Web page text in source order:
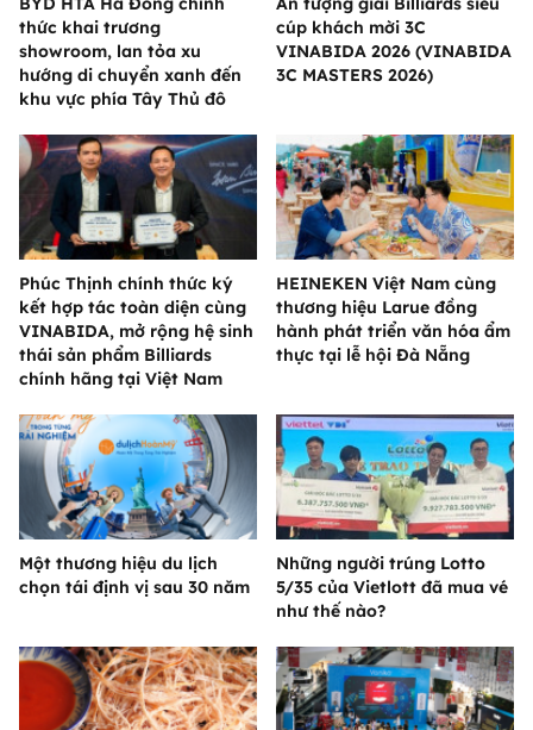
thức khai trương
showroom, lan tỏa xu
hướng di chuyển xanh đến
khu vực phía Tây Thủ đô
cúp khách mời 3C
VINABIDA 2026 (VINABIDA
3C MASTERS 2026)
Phúc Thịnh chính thức ký
kết hợp tác toàn diện cùng
VINABIDA, mở rộng hệ sinh
thái sản phẩm Billiards
chính hãng tại Việt Nam
HEINEKEN Việt Nam cùng
thương hiệu Larue đồng
hành phát triển văn hóa ẩm
thực tại lễ hội Đà Nẵng
Một thương hiệu du lịch
chọn tái định vị sau 30 năm
Những người trúng Lotto
5/35 của Vietlott đã mua vé
như thế nào?